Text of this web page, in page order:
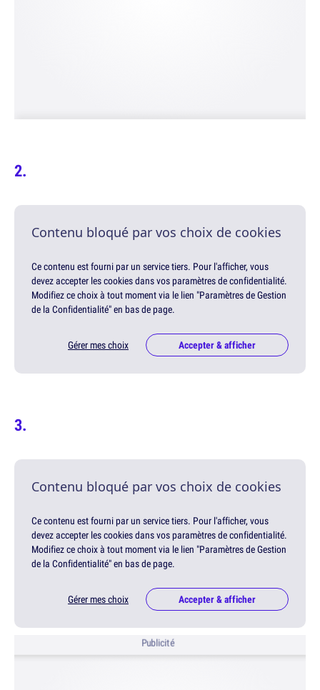
Contenu bloqué par vos choix de cookies
Ce contenu est fourni par un service tiers. Pour l'afficher, vous
devez accepter les cookies dans vos paramètres de confidentialité.
Modifiez ce choix à tout moment via le lien "Paramètres de Gestion
de la Confidentialité" en bas de page.
Gérer mes choix Accepter & afficher
Contenu bloqué par vos choix de cookies
Ce contenu est fourni par un service tiers. Pour l'afficher, vous
devez accepter les cookies dans vos paramètres de confidentialité.
Modifiez ce choix à tout moment via le lien "Paramètres de Gestion
de la Confidentialité" en bas de page.
Gérer mes choix Accepter & afficher
Publicité